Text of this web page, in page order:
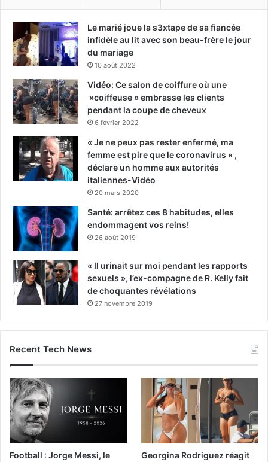
Le marié joue la s3xtape de sa fiancée
infidèle au lit avec son beau-frère le jour
du mariage
10 août 2022
Vidéo: Ce salon de coiffure où une
»coiffeuse » embrasse les clients
pendant la coupe de cheveux
6 février 2022
« Je ne peux pas rester enfermé, ma
femme est pire que le coronavirus « ,
déclare un homme aux autorités
italiennes-Vidéo
20 mars 2020
Santé: arrêtez ces 8 habitudes, elles
endommagent vos reins!
26 août 2019
« Il urinait sur moi pendant les rapports
sexuels », l’ex-compagne de R. Kelly fait
de choquantes révélations
27 novembre 2019
Recent Tech News
Football : Jorge Messi, le
Georgina Rodriguez réagit